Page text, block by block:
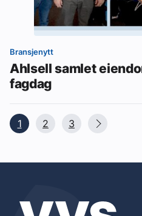
Bransjenytt
Ahlsell samlet
fagdag
1 2 3